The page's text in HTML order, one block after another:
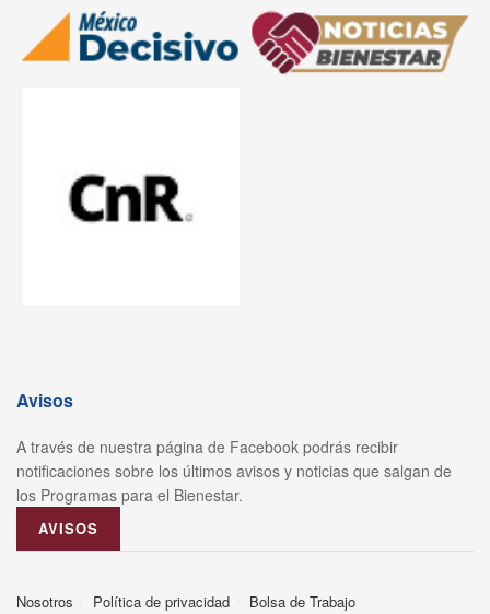
Avisos
A través de nuestra página de Facebook podrás recibir
notificaciones sobre los últimos avisos y noticias que salgan de
los Programas para el Bienestar.
AVISOS
Nosotros Política de privacidad Bolsa de Trabajo